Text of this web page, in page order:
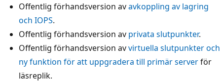
Offentlig förhandsversion avavkoppling av lagring
och IOPS.
Offentlig förhandsversion av privata slutpunkter.
Offentlig förhandsversion avvirtuella slutpunkter och
ny funktion för att uppgradera till primär serverför
läsreplik.